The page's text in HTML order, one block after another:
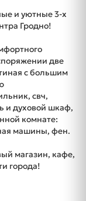
и уютные 3-х
Гродно!
две
с большим
свч,
и духовой шкаф,
комнате:
машины, фен.
магазин, кафе,
города!